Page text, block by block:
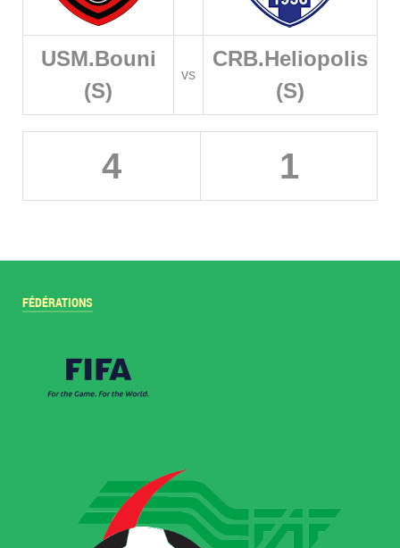
USM.Bouni
(S)
vs
CRB.Heliopolis
(S)
4 1
FÉDÉRATIONS